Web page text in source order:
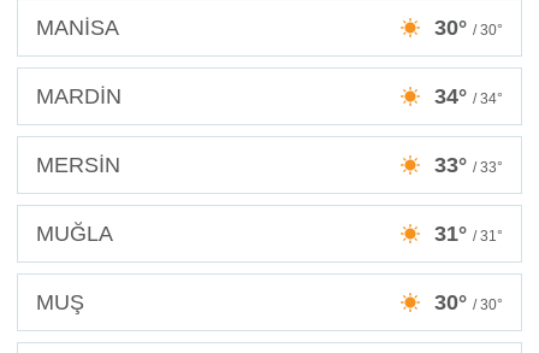
MANİSA 30° / 30°
MARDİN 34° / 34°
MERSİN 33° / 33°
MUĞLA 31° / 31°
MUŞ 30° / 30°